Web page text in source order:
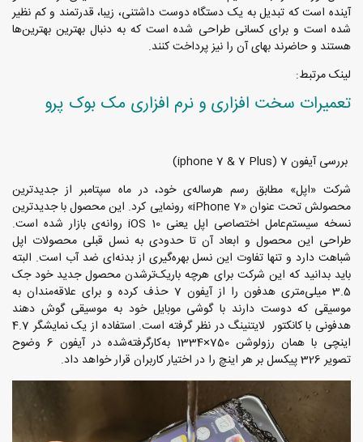
آینده است که تبدیل به یک دستگاه دوست داشتنی، زیبا، قدرتمند و کم نظیر
شده است و برای کسانی طراحی شده است که به دنبال بهترین بهترین‌ها
هستند و حاضرند بهای آن را نیز پرداخت کنند.
لینک مرتبط:
تعمیرات سخت افزاری و نرم افزاری مک بوک پرو
بررسی آیفون 7 (iphone 7 & 7 Plus)
شرکت «اپل» مطابق رسم هرساله‌ی خود، در ماه سپتامبر از جدیدترین
محصولش تحت عنوان «iPhone 7» رونمایی کرد. این محصول با جدیدترین
نسخه سیستم‌عامل اختصاصی اپل یعنی iOS 10 روانه‌ی بازار شده است.
طراحی این محصول و ابعاد آن تا حدودی به نسل قبلی محصولات اپل
شباهت دارد و تنها تفاوت این نسل بهره‌گیری از بدنه‌ای ضد آب است. البته
باید بدانید که این شرکت برای هرچه باریک‌ترشدن محصول جدید خود جک
3.5 میلی‌متری هدفون را از آیفون 7 حذف کرده و برای علاقه‌مندان به
موسیقی که دوست دارند با گوشی موبایل خود به موسیقی گوش دهند
هدفونی با کانکتور لایتنینگ در نظر گرفته است. استفاده از یک نمایشگر 4.7
اینچی با همان رزولوشن 750×1334 به‌کارگرفته‌شده در آیفون 6 وضوح
تصویر 326 پیکسل بر هر اینچ را در اختیار کاربران قرار خواهد داد.